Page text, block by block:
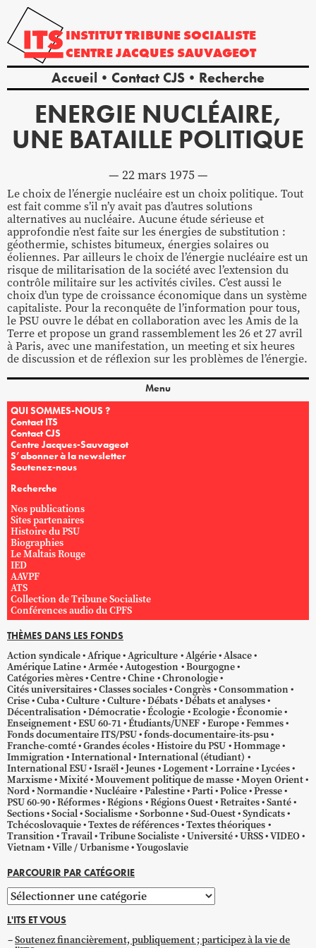
INSTITUTTRIBUNE SOCIALISTE
CENTREJACQUES SAUVAGEOT
Accueil Contact CJS Recherche
ENERGIE NUCLÉAIRE,
UNE BATAILLE POLITIQUE
22 mars 1975
Le choix de l’énergie nucléaire est un choix politique. Tout
est fait comme s’il n’y avait pas d’autres solutions
alternatives au nucléaire. Aucune étude sérieuse et
approfondie n’est faite sur les énergies de substitution :
géothermie, schistes bitumeux, énergies solaires ou
éoliennes. Par ailleurs le choix de l’énergie nucléaire est un
risque de militarisation de la société avec l’extension du
contrôle militaire sur les activités civiles. C’est aussi le
choix d’un type de croissance économique dans un système
capitaliste. Pour la reconquête de l’information pour tous,
le PSU ouvre le débat en collaboration avec les Amis de la
Terre et propose un grand rassemblement les 26 et 27 avril
à Paris, avec une manifestation, un meeting et six heures
de discussion et de réflexion sur les problèmes de l’énergie.
Menu
QUI SOMMES-NOUS ?
Contact ITS
Contact CJS
Centre Jacques-Sauvageot
S’abonner à la newsletter
Soutenez-nous
Recherche
Nos publications
Sites partenaires
Histoire du PSU
Biographies
Le Maltais Rouge
IED
AAVPF
ATS
Collection de Tribune Socialiste
Conférences audio du CPFS
THÈMES DANS LES FONDS
Action syndicale Afrique Agriculture Algérie Alsace
Amérique Latine Armée Autogestion
Bourgogne
Catégories mères Centre Chine Chronologie
Cités universitaires Classes sociales Congrès Consommation
Crise Cuba Culture Culture Débats Débats et analyses
Décentralisation Démocratie Écologie Ecologie Économie
Enseignement ESU 60-71 Étudiants/UNEF Europe Femmes
Fonds documentaire ITS/PSU fonds-documentaire-its-psu
Franche-comté Grandes écoles Histoire du PSU Hommage
Immigration International International (étudiant)
International ESU Israël Jeunes Logement Lorraine Lycées
Marxisme Mixité Mouvement politique de masse Moyen Orient
Nord Normandie Nucléaire Palestine Parti Police Presse
PSU 60-90 Réformes Régions Régions Ouest Retraites Santé
Sections Social Socialisme Sorbonne Sud-Ouest Syndicats
Tchécoslovaquie Textes de références Textes théoriques
Transition Travail Tribune Socialiste Université URSS VIDEO
Vietnam Ville / Urbanisme Yougoslavie
PARCOURIR PAR CATÉGORIE
Parcourir
par
catégorie
L'ITS ET VOUS
Soutenez financièrement, publiquement ; participez à la vie de